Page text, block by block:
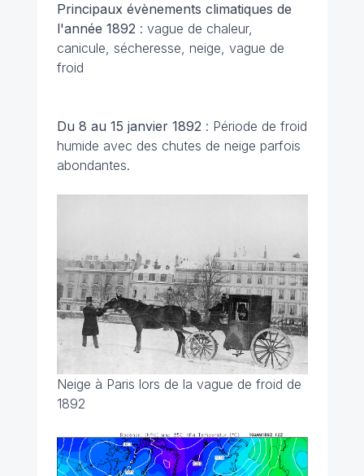
Principaux évènements climatiques de
l'année 1892 : vague de chaleur,
canicule, sécheresse, neige, vague de
froid
Du 8 au 15 janvier 1892 : Période de froid
humide avec des chutes de neige parfois
abondantes.
Neige à Paris lors de la vague de froid de
1892